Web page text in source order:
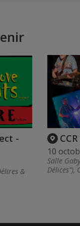
-
&
10
Salle
Délices"),